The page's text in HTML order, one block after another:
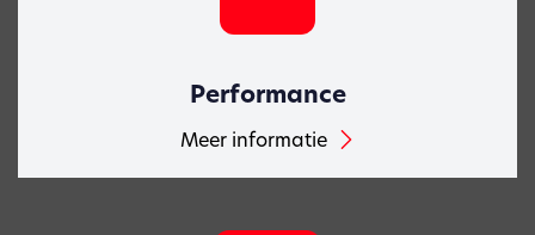
Performance
Meer informatie